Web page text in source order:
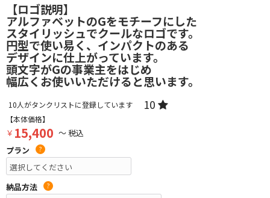
【ロゴ説明】
アルファベットのGをモチーフにした
スタイリッシュでクールなロゴです。
円型で使い易く、インパクトのある
デザインに仕上がっています。
頭文字がGの事業主をはじめ
幅広くお使いいただけると思います。
10人がタンクリストに登録しています 10
【本体価格】
￥ 15,400 ～ 税込
プラン
?
納品方法 ?